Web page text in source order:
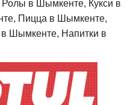
в Шымкенте, Кукси в
Пицца в Шымкенте,
Шымкенте, Напитки в